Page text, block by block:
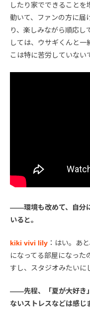
したり家でできることを
動いて、ファンの方に届
り、楽しみながら順応し
しては、ウサギくんと
こは特に苦労していない
――環境も改めて、自分
いると。
kiki vivi lily ：はい。あ
になってる部屋になった
すし、スタジオみたいに
――先程、「夏が大好き
ないストレスなどは感じ